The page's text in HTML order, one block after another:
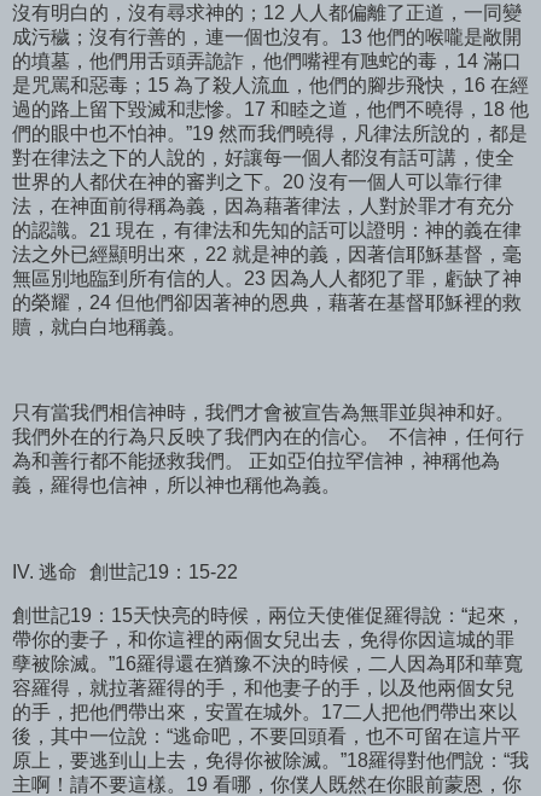
沒有明白的，沒有尋求神的；12 人人都偏離了正道，一同變
成污穢；沒有行善的，連一個也沒有。13 他們的喉嚨是敞開
的墳墓，他們用舌頭弄詭詐，他們嘴裡有虺蛇的毒，14 滿口
是咒罵和惡毒；15 為了殺人流血，他們的腳步飛快，16 在經
過的路上留下毀滅和悲慘。17 和睦之道，他們不曉得，18 他
們的眼中也不怕神。”19 然而我們曉得，凡律法所說的，都是
對在律法之下的人說的，好讓每一個人都沒有話可講，使全
世界的人都伏在神的審判之下。20 沒有一個人可以靠行律
法，在神面前得稱為義，因為藉著律法，人對於罪才有充分
的認識。21 現在，有律法和先知的話可以證明：神的義在律
法之外已經顯明出來，22 就是神的義，因著信耶穌基督，毫
無區別地臨到所有信的人。23 因為人人都犯了罪，虧缺了神
的榮耀，24 但他們卻因著神的恩典，藉著在基督耶穌裡的救
贖，就白白地稱義。
只有當我們相信神時，我們才會被宣告為無罪並與神和好。
我們外在的行為只反映了我們內在的信心。 不信神，任何行
為和善行都不能拯救我們。 正如亞伯拉罕信神，神稱他為
義，羅得也信神，所以神也稱他為義。
IV. 逃命 創世記19：15-22
創世記19：15天快亮的時候，兩位天使催促羅得說：“起來，
帶你的妻子，和你這裡的兩個女兒出去，免得你因這城的罪
孽被除滅。”16羅得還在猶豫不決的時候，二人因為耶和華寬
容羅得，就拉著羅得的手，和他妻子的手，以及他兩個女兒
的手，把他們帶出來，安置在城外。17二人把他們帶出來以
後，其中一位說：“逃命吧，不要回頭看，也不可留在這片平
原上，要逃到山上去，免得你被除滅。”18羅得對他們說：“我
主啊！請不要這樣。19 看哪，你僕人既然在你眼前蒙恩，你